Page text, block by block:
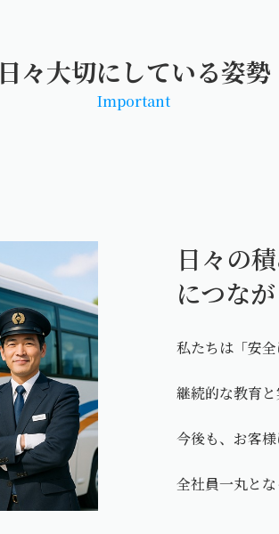
日々大切にしている姿勢
Important
日々の
につな
私たちは「安
継続的な教育
今後も、お客
全社員一丸とな